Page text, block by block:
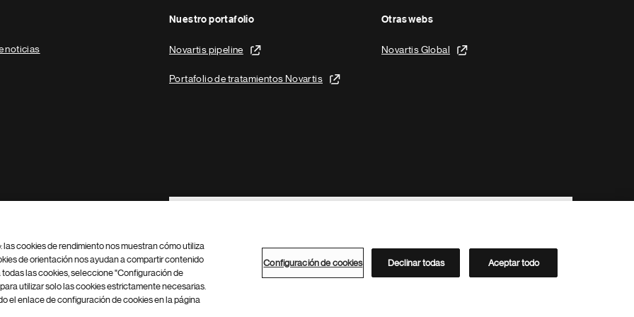
noticias
Nuestro portafolio
Novartis pipeline
Portafolio de tratamientos Novartis
Otras webs
Novartis Global
Footer Site Search
Configuración de cookies Mapa del sitio
Directorio de Novartis
cookies de rendimiento nos muestran cómo utiliza
de orientación nos ayudan a compartir contenido
las cookies, seleccione "Configuración de
utilizar solo las cookies estrictamente necesarias.
el enlace de configuración de cookies en la página
Configuración de cookies Declinar todas Aceptar todo